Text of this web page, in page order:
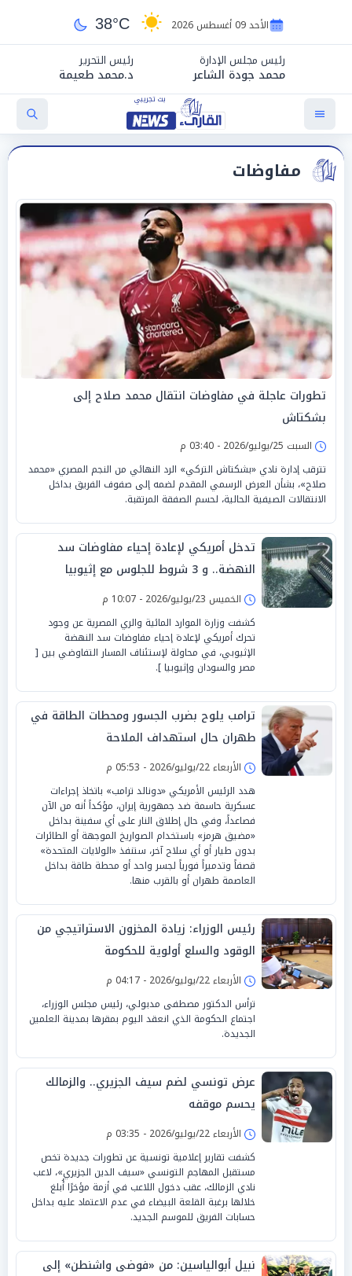
الأحد 09 أغسطس 2026 38°C
رئيس مجلس الإدارة
محمد جودة الشاعر
رئيس التحرير
د.محمد طعيمة
مفاوضات
تطورات عاجلة في مفاوضات انتقال محمد صلاح إلى
بشكتاش
السبت 25/يوليو/2026 - 03:40 م
تترقب إدارة نادي «بشكتاش التركي» الرد النهائي من النجم المصري «محمد
صلاح»، بشأن العرض الرسمي المقدم لضمه إلى صفوف الفريق بداخل
الانتقالات الصيفية الحالية، لحسم الصفقة المرتقبة.
تدخل أمريكي لإعادة إحياء مفاوضات سد
النهضة.. و 3 شروط للجلوس مع إثيوبيا
الخميس 23/يوليو/2026 - 10:07 م
كشفت وزارة الموارد المائية والري المصرية عن وجود
تحرك أمريكي لإعادة إحياء مفاوضات سد النهضة
الإثيوبي، في محاولة لإستئناف المسار التفاوضي بين [
مصر والسودان وإثيوبيا ].
ترامب يلوح بضرب الجسور ومحطات الطاقة في
طهران حال استهداف الملاحة
الأربعاء 22/يوليو/2026 - 05:53 م
هدد الرئيس الأمريكي «دونالد ترامب» باتخاذ إجراءات
عسكرية حاسمة ضد جمهورية إيران، مؤكداً أنه من الآن
فصاعداً، وفي حال إطلاق النار على أي سفينة بداخل
«مضيق هرمز» باستخدام الصواريخ الموجهة أو الطائرات
بدون طيار أو أي سلاح آخر، ستنفذ «الولايات المتحدة»
قصفاً وتدميراً فورياً لجسر واحد أو محطة طاقة بداخل
العاصمة طهران أو بالقرب منها.
رئيس الوزراء: زيادة المخزون الاستراتيجي من
الوقود والسلع أولوية للحكومة
الأربعاء 22/يوليو/2026 - 04:17 م
ترأس الدكتور مصطفى مدبولي، رئيس مجلس الوزراء،
اجتماع الحكومة الذي انعقد اليوم بمقرها بمدينة العلمين
الجديدة.
عرض تونسي لضم سيف الجزيري.. والزمالك
يحسم موقفه
الأربعاء 22/يوليو/2026 - 03:35 م
كشفت تقارير إعلامية تونسية عن تطورات جديدة تخص
مستقبل المهاجم التونسي «سيف الدين الجزيري»، لاعب
نادي الزمالك، عقب دخول اللاعب في أزمة مؤخرًا أُبلغ
خلالها برغبة القلعة البيضاء في عدم الاعتماد عليه بداخل
حسابات الفريق للموسم الجديد.
نبيل أبوالياسين: من «فوضى واشنطن» إلى